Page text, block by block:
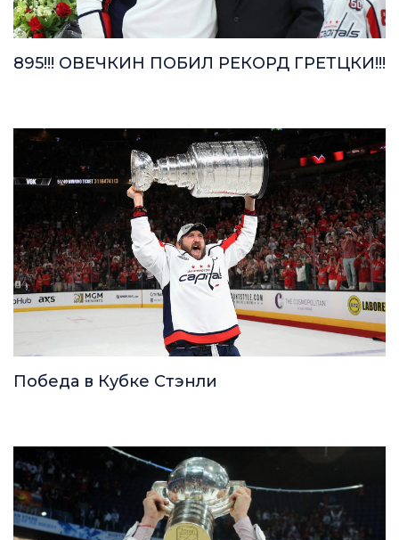
895!!! ОВЕЧКИН ПОБИЛ РЕКОРД ГРЕТЦКИ!!!
Победа в Кубке Стэнли